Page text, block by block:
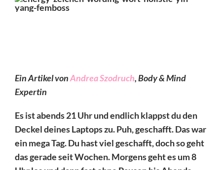
Ein Artikel vonAndrea Szodruch, Body & Mind
Expertin
Es ist abends 21 Uhr und endlich klappst du den
Deckel deines Laptops zu. Puh, geschafft. Das war
ein mega Tag. Du hast viel geschafft, doch so geht
das gerade seit Wochen. Morgens geht es um 8